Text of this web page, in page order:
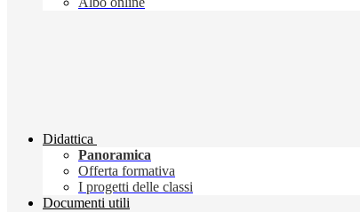
Didattica
Panoramica
Offerta formativa
I progetti delle classi
Documenti utili